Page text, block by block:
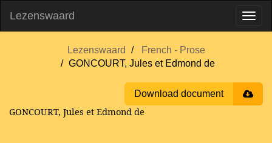
Lezenswaard
Lezenswaard
French - Prose
GONCOURT, Jules et Edmond de
Download document
GONCOURT, Jules et Edmond de